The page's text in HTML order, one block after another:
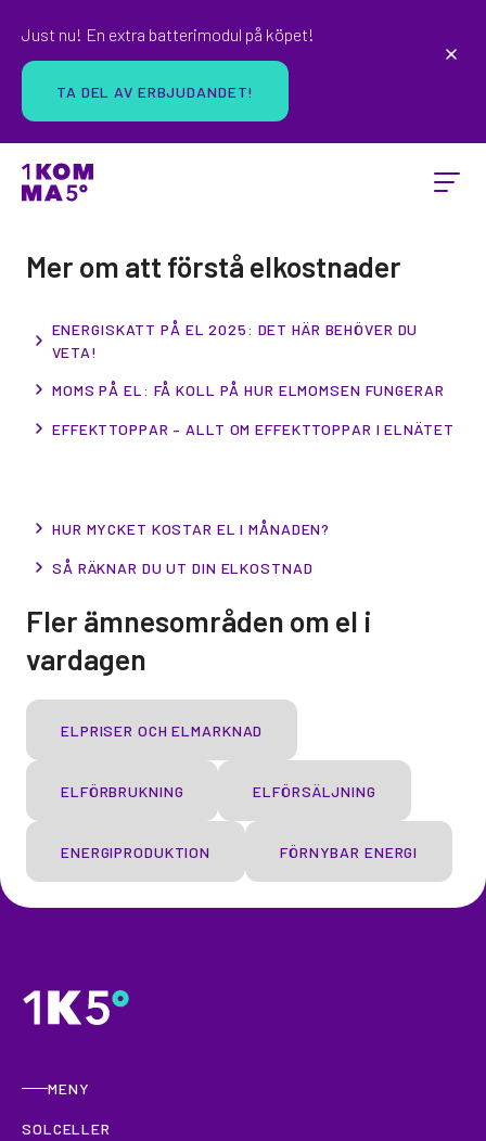
Just nu! En extra batterimodul på köpet!
TA DEL AV ERBJUDANDET!
Mer om att förstå elkostnader
ENERGISKATT PÅ EL 2025: DET HÄR BEHÖVER DU
VETA!
MOMS PÅ EL: FÅ KOLL PÅ HUR ELMOMSEN FUNGERAR
EFFEKTTOPPAR – ALLT OM EFFEKTTOPPAR I ELNÄTET
HUR MYCKET KOSTAR EL I MÅNADEN?
SÅ RÄKNAR DU UT DIN ELKOSTNAD
Fler ämnesområden om el i
vardagen
ELPRISER OCH ELMARKNAD
ELFÖRBRUKNING ELFÖRSÄLJNING
ENERGIPRODUKTION FÖRNYBAR ENERGI
MENY
SOLCELLER